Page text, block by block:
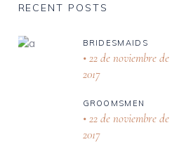
RECENT POSTS
BRIDESMAIDS
22 de noviembre de
2017
GROOMSMEN
22 de noviembre de
2017